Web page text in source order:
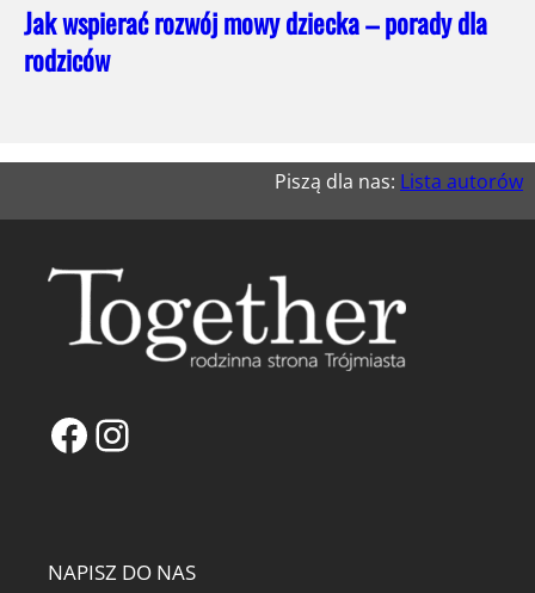
Jak wspierać rozwój mowy dziecka – porady dla
rodziców
Piszą dla nas: Lista autorów
Facebook
Instagram
NAPISZ DO NAS